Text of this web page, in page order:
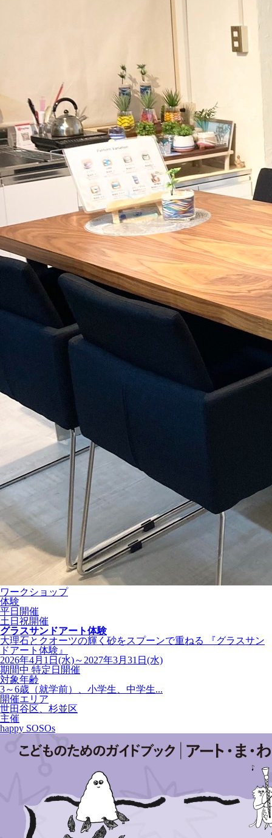
ワークショップ
体験
平日開催
土日祝開催
グラスサンドアート体験
大理石とクオーツの輝く砂をスプーンで重ねる 『グラスサン
ドアート体験』
2026年4月1日(水)～2027年3月31日(水)
期間中 特定日開催
対象年齢
3～6歳（就学前）、小学生、中学生...
開催エリア
世田谷区、杉並区
主催
happy SOSOs